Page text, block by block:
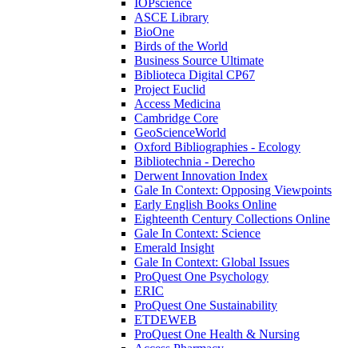
ASCE Library
BioOne
Birds of the World
Business Source Ultimate
Biblioteca Digital CP67
Project Euclid
Access Medicina
Cambridge Core
GeoScienceWorld
Oxford Bibliographies - Ecology
Bibliotechnia - Derecho
Derwent Innovation Index
Gale In Context: Opposing Viewpoints
Early English Books Online
Eighteenth Century Collections Online
Gale In Context: Science
Emerald Insight
Gale In Context: Global Issues
ProQuest One Psychology
ERIC
ProQuest One Sustainability
ETDEWEB
ProQuest One Health & Nursing